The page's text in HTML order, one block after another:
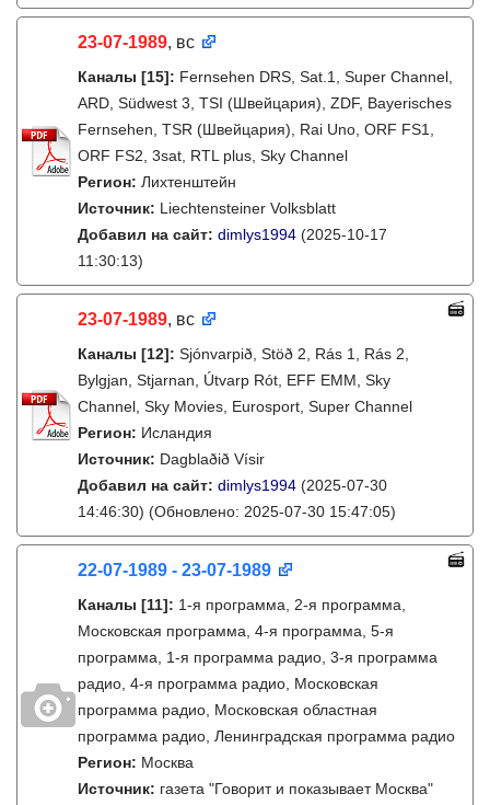
23-07-1989, вс
Каналы [15]: Fernsehen DRS, Sat.1, Super Channel,
ARD, Südwest 3, TSI (Швейцария), ZDF, Bayerisches
Fernsehen, TSR (Швейцария), Rai Uno, ORF FS1,
ORF FS2, 3sat, RTL plus, Sky Channel
Регион: Лихтенштейн
Источник: Liechtensteiner Volksblatt
Добавил на сайт: dimlys1994 (2025-10-17
11:30:13)
23-07-1989, вс
Каналы [12]: Sjónvarpið, Stöð 2, Rás 1, Rás 2,
Bylgjan, Stjarnan, Útvarp Rót, EFF EMM, Sky
Channel, Sky Movies, Eurosport, Super Channel
Регион: Исландия
Источник: Dagblaðið Vísir
Добавил на сайт: dimlys1994 (2025-07-30
14:46:30) (Обновлено: 2025-07-30 15:47:05)
22-07-1989 - 23-07-1989
Каналы [11]: 1-я программа, 2-я программа,
Московская программа, 4-я программа, 5-я
программа, 1-я программа радио, 3-я программа
радио, 4-я программа радио, Московская
программа радио, Московская областная
программа радио, Ленинградская программа радио
Регион: Москва
Источник: газета "Говорит и показывает Москва"